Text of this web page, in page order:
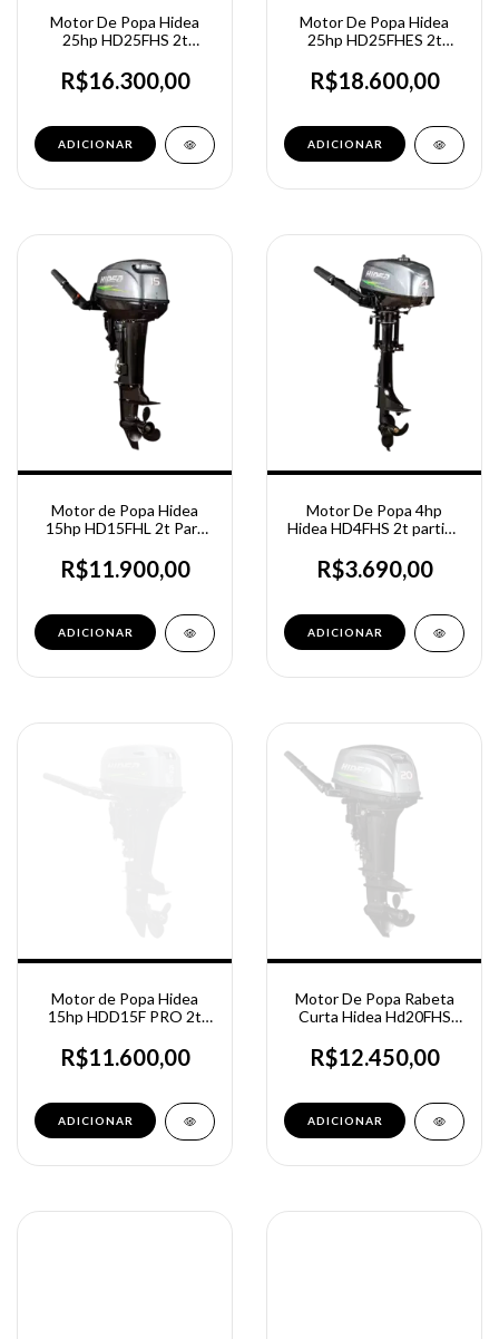
Motor De Popa Hidea
25hp HD25FHS 2t
R$16.300,00
Motor De Popa Hidea
25hp HD25FHES 2t
R$18.600,00
Motor de Popa Hidea
15hp HD15FHL 2t Para
Partida Manual
R$11.900,00
Motor De Popa 4hp
Hidea HD4FHS 2t partida
R$3.690,00
Motor de Popa Hidea
15hp HDD15F PRO 2t
R$11.600,00
Motor De Popa Rabeta
Curta Hidea Hd20FHS
R$12.450,00